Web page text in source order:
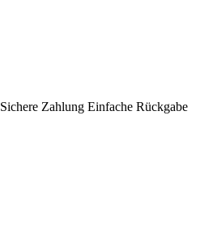
Sichere Zahlung Einfache Rückgabe